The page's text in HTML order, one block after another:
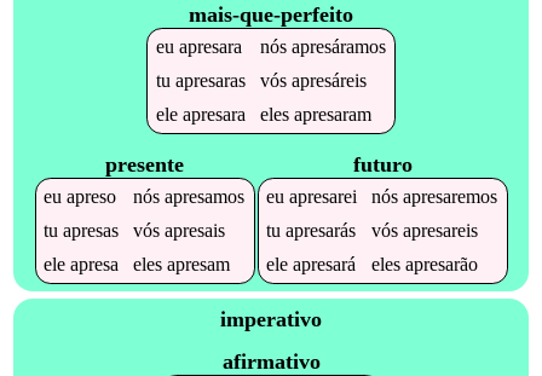
mais-que-perfeito
eu apresara nós apresáramos
tu apresaras vós apresáreis
ele apresara eles apresaram
presente
euapreso nósapresamos
tuapresas vósapresais
eleapresa elesapresam
futuro
euapresarei nósapresaremos
tuapresarás vósapresareis
eleapresará elesapresarão
imperativo
afirmativo